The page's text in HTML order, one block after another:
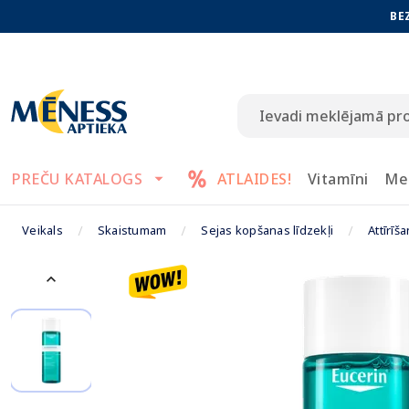
PREČU KATALOGS ATLAIDES! Vitamīni
Veikals Skaistumam Sejas kopšanas līdzekļi
keyboard_arrow_up